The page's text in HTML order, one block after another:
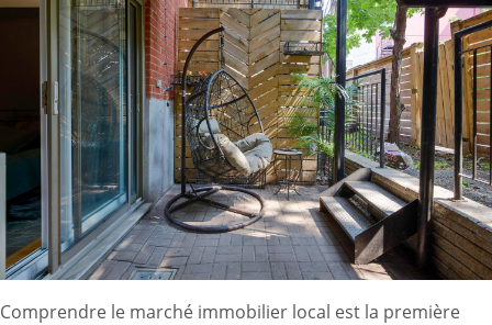
Comprendre le marché immobilier local est la première